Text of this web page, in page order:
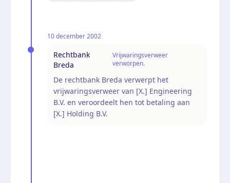
10 december 2002
Rechtbank
Breda
Vrijwaringsverweer
verworpen.
De rechtbank Breda verwerpt het
vrijwaringsverweer van [X.] Engineering
B.V. en veroordeelt hen tot betaling aan
[X.] Holding B.V.